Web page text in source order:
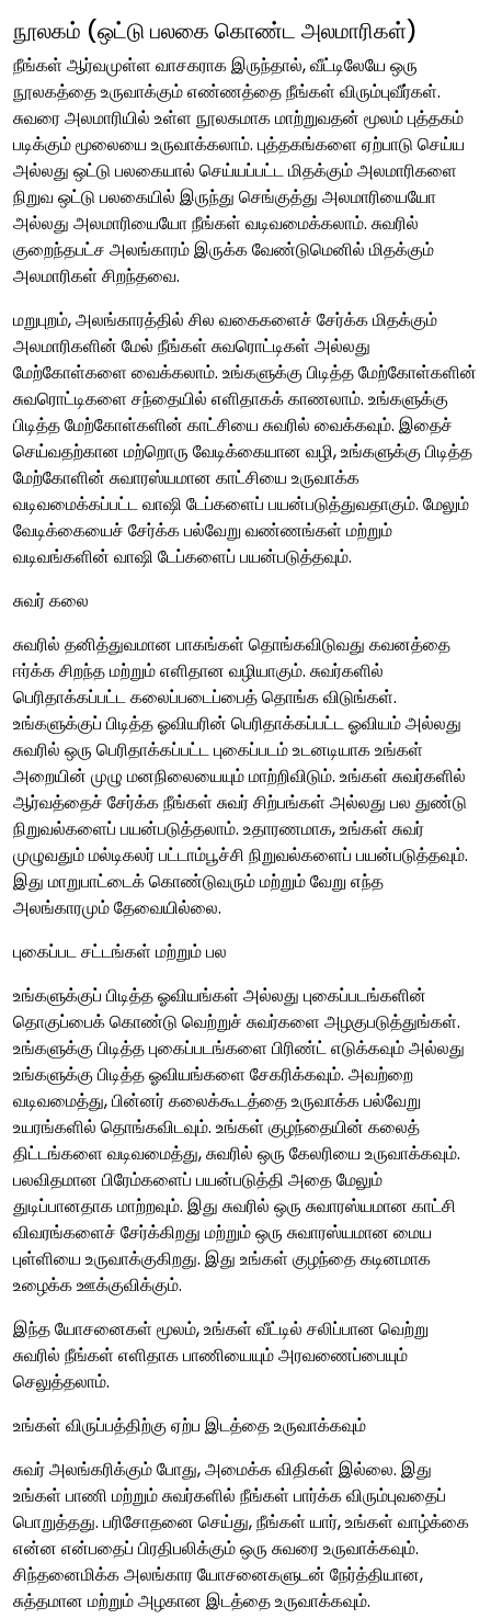
நூலகம் (ஒட்டு பலகை கொண்ட அலமாரிகள்)
நீங்கள் ஆர்வமுள்ள வாசகராக இருந்தால், வீட்டிலேயே ஒரு
நூலகத்தை உருவாக்கும் எண்ணத்தை நீங்கள் விரும்புவீர்கள்.
சுவரை அலமாரியில் உள்ள நூலகமாக மாற்றுவதன் மூலம் புத்தகம்
படிக்கும் மூலையை உருவாக்கலாம். புத்தகங்களை ஏற்பாடு செய்ய
அல்லது ஒட்டு பலகையால் செய்யப்பட்ட மிதக்கும் அலமாரிகளை
நிறுவ ஒட்டு பலகையில் இருந்து செங்குத்து அலமாரியையோ
அல்லது அலமாரியையோ நீங்கள் வடிவமைக்கலாம். சுவரில்
குறைந்தபட்ச அலங்காரம் இருக்க வேண்டுமெனில் மிதக்கும்
அலமாரிகள் சிறந்தவை.
மறுபுறம், அலங்காரத்தில் சில வகைகளைச் சேர்க்க மிதக்கும்
அலமாரிகளின் மேல் நீங்கள் சுவரொட்டிகள் அல்லது
மேற்கோள்களை வைக்கலாம். உங்களுக்கு பிடித்த மேற்கோள்களின்
சுவரொட்டிகளை சந்தையில் எளிதாகக் காணலாம். உங்களுக்கு
பிடித்த மேற்கோள்களின் காட்சியை சுவரில் வைக்கவும். இதைச்
செய்வதற்கான மற்றொரு வேடிக்கையான வழி, உங்களுக்கு பிடித்த
மேற்கோளின் சுவாரஸ்யமான காட்சியை உருவாக்க
வடிவமைக்கப்பட்ட வாஷி டேப்களைப் பயன்படுத்துவதாகும். மேலும்
வேடிக்கையைச் சேர்க்க பல்வேறு வண்ணங்கள் மற்றும்
வடிவங்களின் வாஷி டேப்களைப் பயன்படுத்தவும்.
சுவர் கலை
சுவரில் தனித்துவமான பாகங்கள் தொங்கவிடுவது கவனத்தை
ஈர்க்க சிறந்த மற்றும் எளிதான வழியாகும். சுவர்களில்
பெரிதாக்கப்பட்ட கலைப்படைப்பைத் தொங்க விடுங்கள்.
உங்களுக்குப் பிடித்த ஓவியரின் பெரிதாக்கப்பட்ட ஓவியம் அல்லது
சுவரில் ஒரு பெரிதாக்கப்பட்ட புகைப்படம் உடனடியாக உங்கள்
அறையின் முழு மனநிலையையும் மாற்றிவிடும். உங்கள் சுவர்களில்
ஆர்வத்தைச் சேர்க்க நீங்கள் சுவர் சிற்பங்கள் அல்லது பல துண்டு
நிறுவல்களைப் பயன்படுத்தலாம். உதாரணமாக, உங்கள் சுவர்
முழுவதும் மல்டிகலர் பட்டாம்பூச்சி நிறுவல்களைப் பயன்படுத்தவும்.
இது மாறுபாட்டைக் கொண்டுவரும் மற்றும் வேறு எந்த
அலங்காரமும் தேவையில்லை.
புகைப்பட சட்டங்கள் மற்றும் பல
உங்களுக்குப் பிடித்த ஓவியங்கள் அல்லது புகைப்படங்களின்
தொகுப்பைக் கொண்டு வெற்றுச் சுவர்களை அழகுபடுத்துங்கள்.
உங்களுக்கு பிடித்த புகைப்படங்களை பிரிண்ட் எடுக்கவும் அல்லது
உங்களுக்கு பிடித்த ஓவியங்களை சேகரிக்கவும். அவற்றை
வடிவமைத்து, பின்னர் கலைக்கூடத்தை உருவாக்க பல்வேறு
உயரங்களில் தொங்கவிடவும். உங்கள் குழந்தையின் கலைத்
திட்டங்களை வடிவமைத்து, சுவரில் ஒரு கேலரியை உருவாக்கவும்.
பலவிதமான பிரேம்களைப் பயன்படுத்தி அதை மேலும்
துடிப்பானதாக மாற்றவும். இது சுவரில் ஒரு சுவாரஸ்யமான காட்சி
விவரங்களைச் சேர்க்கிறது மற்றும் ஒரு சுவாரஸ்யமான மைய
புள்ளியை உருவாக்குகிறது. இது உங்கள் குழந்தை கடினமாக
உழைக்க ஊக்குவிக்கும்.
இந்த யோசனைகள் மூலம், உங்கள் வீட்டில் சலிப்பான வெற்று
சுவரில் நீங்கள் எளிதாக பாணியையும் அரவணைப்பையும்
செலுத்தலாம்.
உங்கள் விருப்பத்திற்கு ஏற்ப இடத்தை உருவாக்கவும்
சுவர் அலங்கரிக்கும் போது, ​​அமைக்க விதிகள் இல்லை. இது
உங்கள் பாணி மற்றும் சுவர்களில் நீங்கள் பார்க்க விரும்புவதைப்
பொறுத்தது. பரிசோதனை செய்து, நீங்கள் யார், உங்கள் வாழ்க்கை
என்ன என்பதைப் பிரதிபலிக்கும் ஒரு சுவரை உருவாக்கவும்.
சிந்தனைமிக்க அலங்கார யோசனைகளுடன் நேர்த்தியான,
சுத்தமான மற்றும் அழகான இடத்தை உருவாக்கவும்.